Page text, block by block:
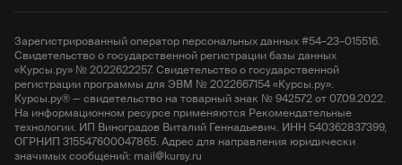
Зарегистрированный оператор персональных данных #54–23–015516.
Свидетельство о государственной регистрации базы данных
«Курсы.ру» № 2022622257. Свидетельство о государственной
регистрации программы для ЭВМ № 2022667154 «Курсы.ру».
Курсы.ру® — свидетельство на товарный знак № 942572 от 07.09.2022.
На информационном ресурсе применяются Рекомендательные
технологии. ИП Виноградов Виталий Геннадьевич. ИНН 540362837399,
ОГРНИП 315547600047865. Адрес для направления юридически
значимых сообщений: mail@kursy.ru